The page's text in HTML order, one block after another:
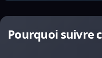
Pourquoi suivre